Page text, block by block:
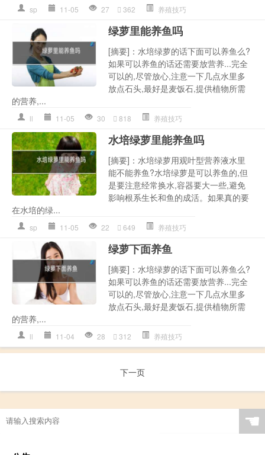
sp 11-05 27 362 养殖技巧
绿萝里能养鱼吗
[摘要]：水培绿萝的话下面可以养鱼么?
如果可以养鱼的话还需要放营养...完全
可以的,尽管放心,注意一下几点水里多
放点石头,最好是麦饭石,提供植物所需
的营养,...
ll 11-05 30 818 养殖技巧
水培绿萝里能养鱼吗
[摘要]：水培绿萝用观叶型营养液水里
能不能养鱼?水培绿萝是可以养鱼的,但
是要注意经常换水,容器要大一些,避免
影响根系生长和鱼的成活。如果真的要
在水培的绿...
sp 11-05 22 649 养殖技巧
绿萝下面养鱼
[摘要]：水培绿萝的话下面可以养鱼么?
如果可以养鱼的话还需要放营养...完全
可以的,尽管放心,注意一下几点水里多
放点石头,最好是麦饭石,提供植物所需
的营养,...
ll 11-04 28 312 养殖技巧
下一页
☚